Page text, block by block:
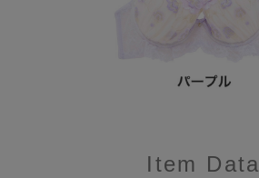
Item Data